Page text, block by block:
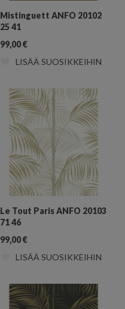
Mistinguett ANFO 20102
25 41
99,00€
LISÄÄ SUOSIKKEIHIN
Le Tout Paris ANFO 20103
71 46
99,00€
LISÄÄ SUOSIKKEIHIN